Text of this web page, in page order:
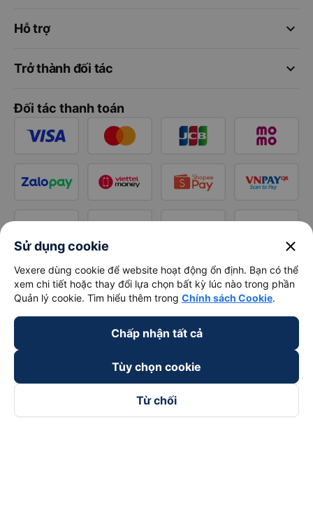
keyboard_arrow_down
Hỗ trợ
keyboard_arrow_down
Trở thành đối tác
Đối tác thanh toán
Sử dụng cookie close
Vexere dùng cookie để website hoạt động ổn định. Bạn có thể
xem chi tiết hoặc thay đổi lựa chọn bất kỳ lúc nào trong phần
Quản lý cookie. Tìm hiểu thêm trong Chính sách Cookie.
Chấp nhận tất cả
Tùy chọn cookie
Từ chối